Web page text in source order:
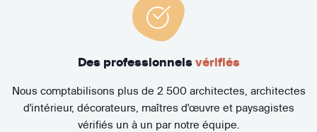
Des professionnels vérifiés
Nous comptabilisons plus de 2 500 architectes, architectes
d'intérieur, décorateurs, maîtres d'œuvre et paysagistes
vérifiés un à un par notre équipe.